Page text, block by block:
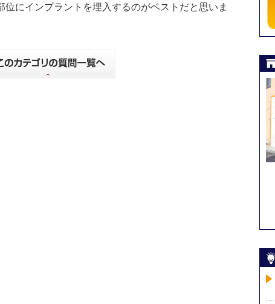
位にインプラントを埋入するのがベストだと思いま